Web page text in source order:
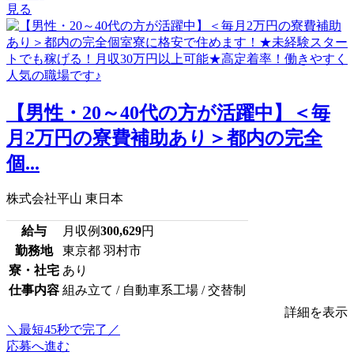
見る
【男性・20～40代の方が活躍中】＜毎
月2万円の寮費補助あり＞都内の完全
個...
株式会社平山 東日本
給与 月収例300,629円
勤務地
東京都 羽村市
寮・社宅 あり
仕事内容 組み立て / 自動車系工場 / 交替制
詳細を表示
＼最短45秒で完了／
応募へ進む